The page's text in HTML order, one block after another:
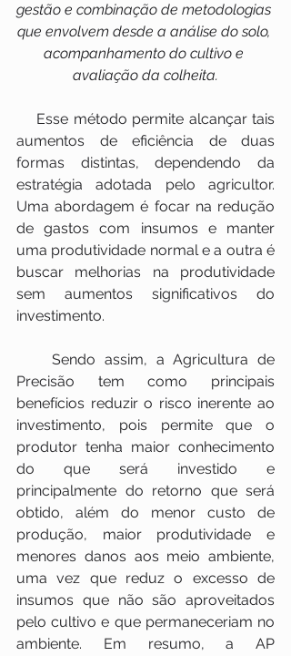
gestão e combinação de metodologias
que envolvem desde a análise do solo,
acompanhamento do cultivo e
avaliação da colheita.
aumentos de eficiência de duas
formas distintas, dependendo da
estratégia adotada pelo agricultor.
Uma abordagem é focar na redução
de gastos com insumos e manter
uma produtividade normal e a outra é
buscar melhorias na produtividade
sem aumentos significativos do
investimento.
Precisão tem como principais
benefícios reduzir o risco inerente ao
investimento, pois permite que o
produtor tenha maior conhecimento
do que será investido e
principalmente do retorno que será
obtido, além do menor custo de
produção, maior produtividade e
menores danos aos meio ambiente,
uma vez que reduz o excesso de
insumos que não são aproveitados
pelo cultivo e que permaneceriam no
ambiente. Em resumo, a AP